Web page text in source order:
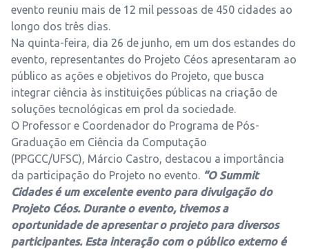
evento reuniu mais de 12 mil pessoas de 450 cidades ao
longo dos três dias.
Na quinta-feira, dia 26 de junho, em um dos estandes do
evento, representantes do Projeto Céos apresentaram ao
público as ações e objetivos do Projeto, que busca
integrar ciência às instituições públicas na criação de
soluções tecnológicas em prol da sociedade.
O Professor e Coordenador do Programa de Pós-
Graduação em Ciência da Computação
(PPGCC/UFSC), Márcio Castro, destacou a importância
da participação do Projeto no evento.
“O Summit
Cidades é um excelente evento para divulgação do
Projeto Céos. Durante o evento, tivemos a
oportunidade de apresentar o projeto para diversos
participantes. Esta interação com o público externo é